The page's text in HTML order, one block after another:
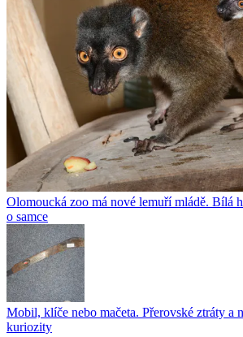
Olomoucká zoo má nové lemuří mládě. Bílá
o samce
Mobil, klíče nebo mačeta. Přerovské ztráty a
kuriozity